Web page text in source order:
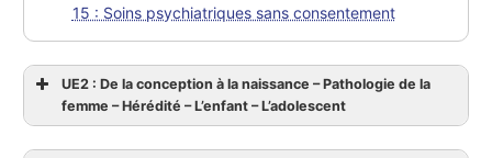
15 : Soins psychiatriques sans consentement
UE2 : De la conception à la naissance – Pathologie de la
femme – Hérédité – L’enfant – L’adolescent